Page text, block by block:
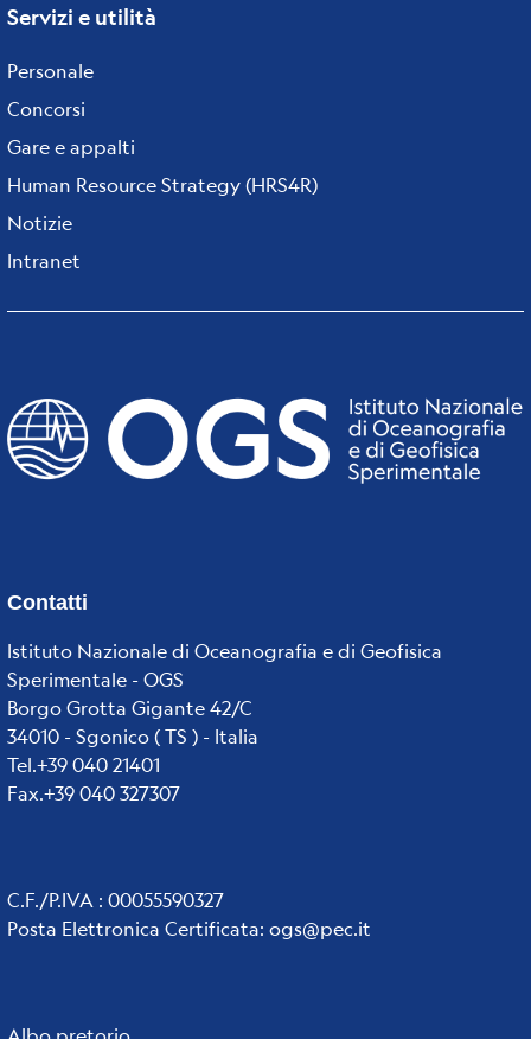
Servizi e utilità
Personale
Concorsi
Gare e appalti
Human Resource Strategy (HRS4R)
Notizie
Intranet
Contatti
Istituto Nazionale di Oceanografia e di Geofisica
Sperimentale - OGS
Borgo Grotta Gigante 42/C
34010 - Sgonico ( TS ) - Italia
Tel.+39 040 21401
Fax.+39 040 327307
C.F./P.IVA : 00055590327
Posta Elettronica Certificata: ogs@pec.it